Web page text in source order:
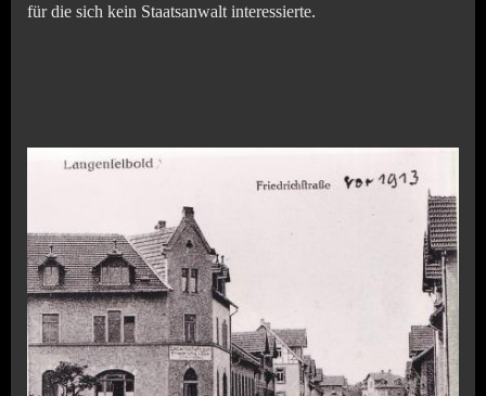
für die sich kein Staatsanwalt interessierte.